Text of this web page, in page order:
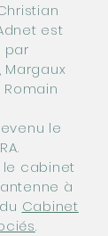
est
par
Margaux
le
le cabinet
à
Cabinet
.